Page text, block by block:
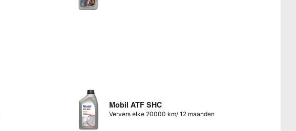
Mobil ATF SHC
Ververs elke 20000 km/ 12 maanden